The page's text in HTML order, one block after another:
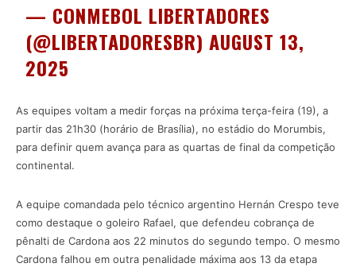
— CONMEBOL LIBERTADORES
(@LIBERTADORESBR)AUGUST 13,
2025
As equipes voltam a medir forças na próxima terça-feira (19), a
partir das 21h30 (horário de Brasília), no estádio do Morumbis,
para definir quem avança para as quartas de final da competição
continental.
A equipe comandada pelo técnico argentino Hernán Crespo teve
como destaque o goleiro Rafael, que defendeu cobrança de
pênalti de Cardona aos 22 minutos do segundo tempo. O mesmo
Cardona falhou em outra penalidade máxima aos 13 da etapa